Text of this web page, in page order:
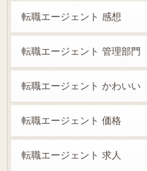
転職エージェント 感想
転職エージェント 管理部門
転職エージェント かわいい
転職エージェント 価格
転職エージェント 求人